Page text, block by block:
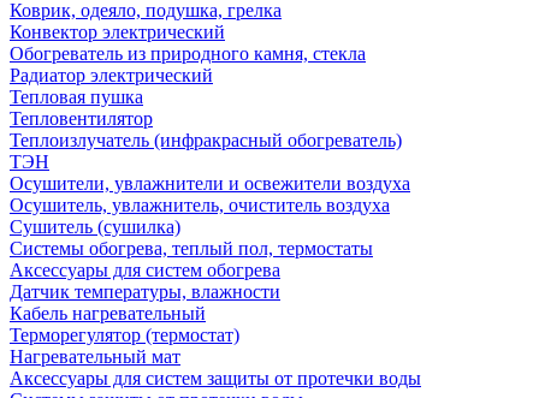
Коврик, одеяло, подушка, грелка
Конвектор электрический
Обогреватель из природного камня, стекла
Радиатор электрический
Тепловая пушка
Тепловентилятор
Теплоизлучатель (инфракрасный обогреватель)
ТЭН
Осушители, увлажнители и освежители воздуха
Осушитель, увлажнитель, очиститель воздуха
Сушитель (сушилка)
Системы обогрева, теплый пол, термостаты
Аксессуары для систем обогрева
Датчик температуры, влажности
Кабель нагревательный
Терморегулятор (термостат)
Нагревательный мат
Аксессуары для систем защиты от протечки воды